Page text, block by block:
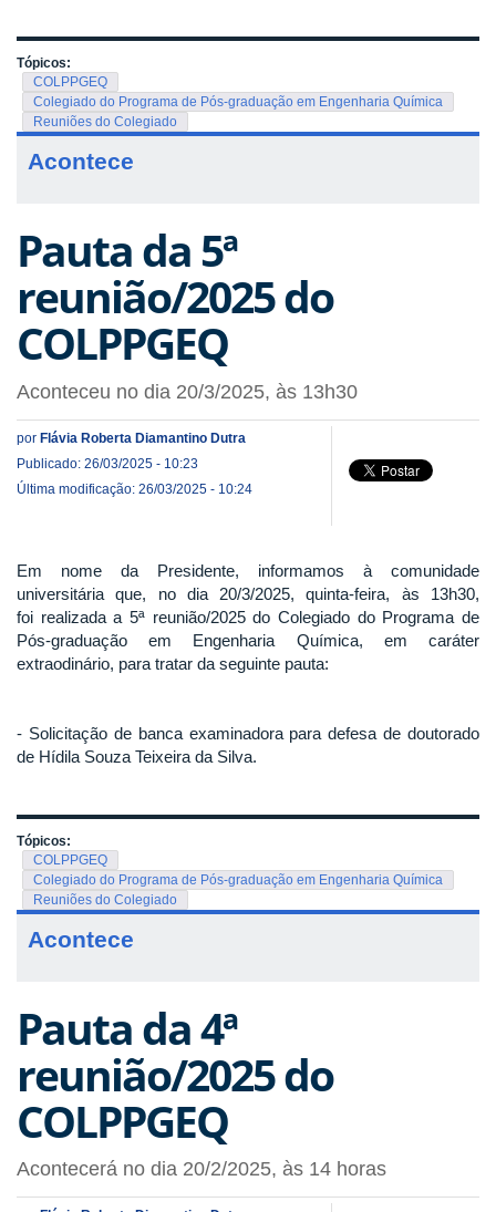
Tópicos:
COLPPGEQ
Colegiado do Programa de Pós-graduação em Engenharia Química
Reuniões do Colegiado
Acontece
Pauta da 5ª
reunião/2025 do
COLPPGEQ
Aconteceu no dia 20/3/2025, às 13h30
por Flávia Roberta Diamantino Dutra
Publicado: 26/03/2025 - 10:23
Última modificação: 26/03/2025 - 10:24
Em nome da Presidente, informamos à comunidade
universitária que, no dia 20/3/2025, quinta-feira, às 13h30,
foi realizada a 5ª reunião/2025 do Colegiado do Programa de
Pós-graduação em Engenharia Química, em caráter
extraodinário, para tratar da seguinte pauta:
- Solicitação de banca examinadora para defesa de doutorado
de Hídila Souza Teixeira da Silva.
Tópicos:
COLPPGEQ
Colegiado do Programa de Pós-graduação em Engenharia Química
Reuniões do Colegiado
Acontece
Pauta da 4ª
reunião/2025 do
COLPPGEQ
Acontecerá no dia 20/2/2025, às 14 horas